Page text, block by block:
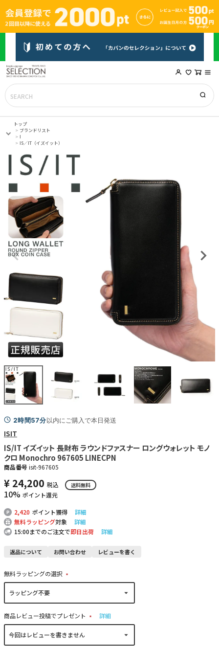
トップ
ブランドリスト
I
IS／IT（イズイット）
2時間57分以内にご購入で本日発送
ISIT
IS/IT イズイット 長財布 ラウンドファスナー ロングウォレット モノ
クロ Monochro 967605 LINECPN
商品番号 isit-967605
¥ 24,200 税込 送料無料
10% ポイント還元
2,420 ポイント獲得
詳細
無料ラッピング対象
詳細
15:00までのご注文で即日出荷 詳細
返品について お問い合わせ レビューを書く
無料ラッピングの選択
(
商品レビュー投稿でプレゼント
(
詳細